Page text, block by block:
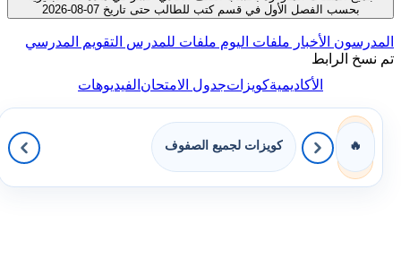
الفصل الأول في قسم كتب للطالب حتى تاريخ 07-08-2026
الأخبار ملفات اليومملفات للمدرسالتقويم المدرسي
الرابط
الأكاديميةكويزاتجدول الامتحان الفيديوهات
كويزات لجميع الصفوف